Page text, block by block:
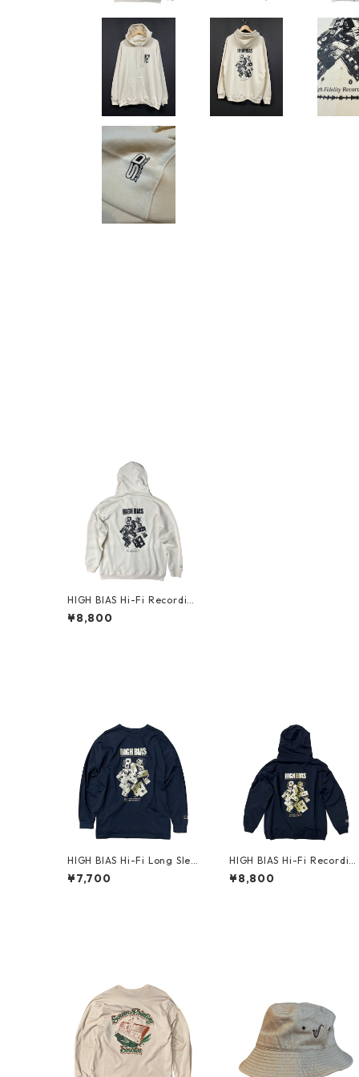
HIGH BIAS Hi-Fi Recording
Zip Hoodie (Vintage Natur
al)
¥8,800
HIGH BIAS Hi-Fi Long Slee
veT-shirt (Old Skool Gold)
¥7,700
HIGH BIAS Hi-Fi
Zip Hoodie (Old Skool Gol
d)
¥8,800